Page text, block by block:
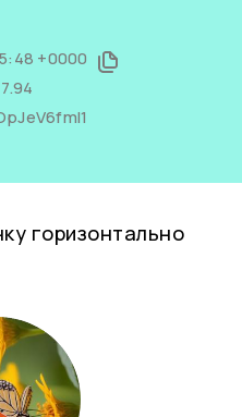
+0000
горизонтально